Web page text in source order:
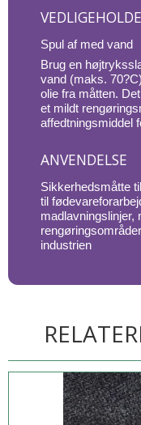
Spul af med vand
Brug en
vand (maks.
olie fra måtten.
et mildt
affedtningsmiddel
ANVENDELSE
Sikkerhedsmåtte
til
madlavningslinjer,
industrien